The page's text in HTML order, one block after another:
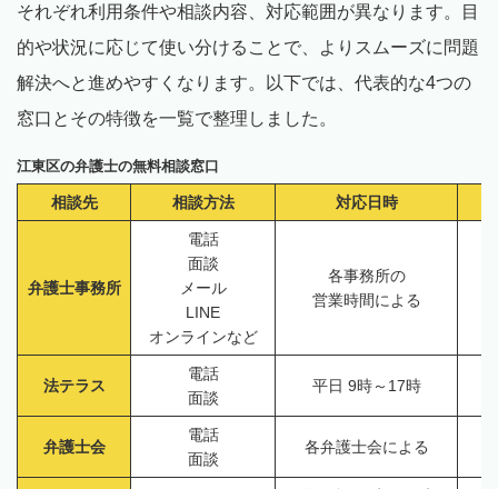
それぞれ利用条件や相談内容、対応範囲が異なります。目
的や状況に応じて使い分けることで、よりスムーズに問題
解決へと進めやすくなります。以下では、代表的な4つの
窓口とその特徴を一覧で整理しました。
江東区の弁護士の無料相談窓口
相談先 相談方法 対応日時
弁護士事務所
電話
面談
メール
LINE
オンラインなど
各事務所の
営業時間による
法テラス
電話
面談
平日 9時～17時
弁護士会
電話
面談
各弁護士会による